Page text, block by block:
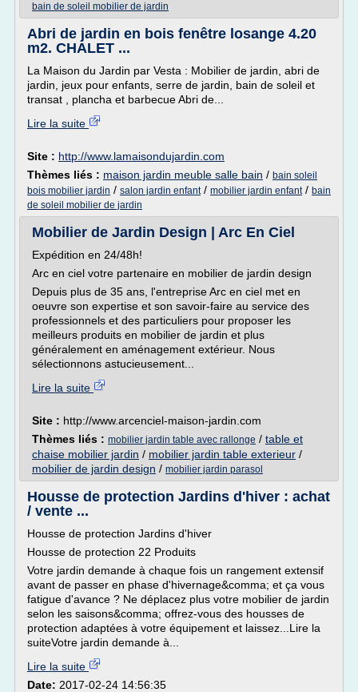
bain de soleil mobilier de jardin
Abri de jardin en bois fenêtre losange 4.20
m2. CHALET ...
La Maison du Jardin par Vesta : Mobilier de jardin, abri de
jardin, jeux pour enfants, serre de jardin, bain de soleil et
transat , plancha et barbecue Abri de...
Lire la suite
Site : http://www.lamaisondujardin.com
Thèmes liés : maison jardin meuble salle bain / bain soleil
bois mobilier jardin / salon jardin enfant/ mobilier jardin enfant/ bain
de soleil mobilier de jardin
Mobilier de Jardin Design | Arc En Ciel
Expédition en 24/48h!
Arc en ciel votre partenaire en mobilier de jardin design
Depuis plus de 35 ans, l'entreprise Arc en ciel met en
oeuvre son expertise et son savoir-faire au service des
professionnels et des particuliers pour proposer les
meilleurs produits en mobilier de jardin et plus
généralement en aménagement extérieur. Nous
sélectionnons astucieusement...
Lire la suite
Site : http://www.arcenciel-maison-jardin.com
Thèmes liés : mobilier jardin table avec rallonge / table et
chaise mobilier jardin / mobilier jardin table exterieur /
mobilier de jardin design / mobilier jardin parasol
Housse de protection Jardins d'hiver : achat
/ vente ...
Housse de protection Jardins d'hiver
Housse de protection 22 Produits
Votre jardin demande à chaque fois un rangement extensif
avant de passer en phase d'hivernage&comma; et ça vous
fatigue d'avance ? Ne déplacez plus votre mobilier de jardin
selon les saisons&comma; offrez-vous des housses de
protection adaptées à votre équipement et laissez...Lire la
suiteVotre jardin demande à...
Lire la suite
Date: 2017-02-24 14:56:35